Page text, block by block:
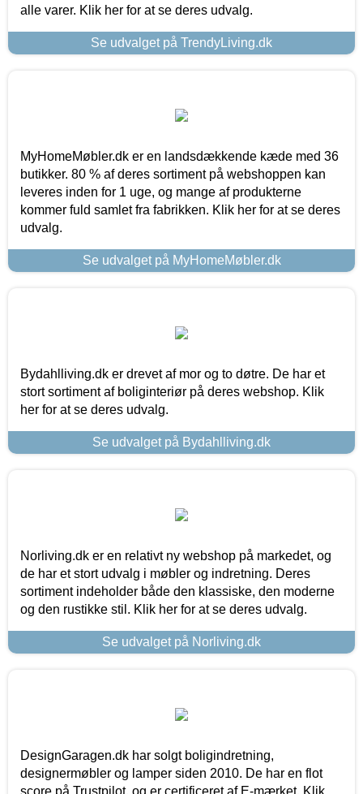
alle varer. Klik her for at se deres udvalg.
Se udvalget på TrendyLiving.dk
MyHomeMøbler.dk er en landsdækkende kæde med 36
butikker. 80 % af deres sortiment på webshoppen kan
leveres inden for 1 uge, og mange af produkterne
kommer fuld samlet fra fabrikken. Klik her for at se deres
udvalg.
Se udvalget på MyHomeMøbler.dk
Bydahlliving.dk er drevet af mor og to døtre. De har et
stort sortiment af boliginteriør på deres webshop. Klik
her for at se deres udvalg.
Se udvalget på Bydahlliving.dk
Norliving.dk er en relativt ny webshop på markedet, og
de har et stort udvalg i møbler og indretning. Deres
sortiment indeholder både den klassiske, den moderne
og den rustikke stil. Klik her for at se deres udvalg.
Se udvalget på Norliving.dk
DesignGaragen.dk har solgt boligindretning,
designermøbler og lamper siden 2010. De har en flot
score på Trustpilot, og er certificeret af E-mærket. Klik